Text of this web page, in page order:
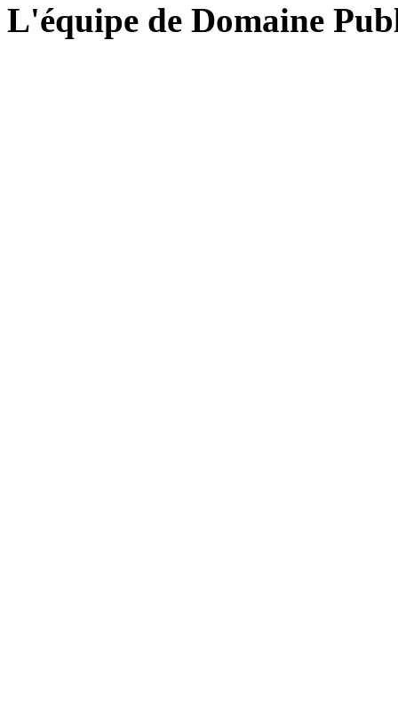
L'équipe de Domaine